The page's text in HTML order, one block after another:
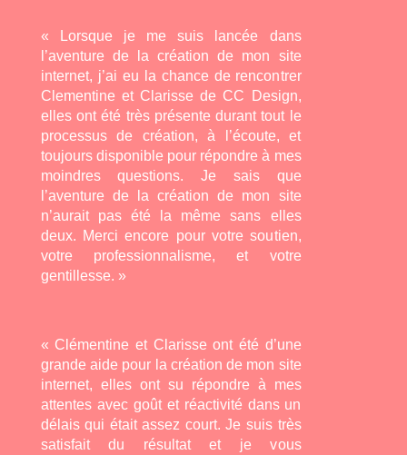
« Lorsque je me suis lancée dans
l’aventure de la création de mon site
internet, j’ai eu la chance de rencontrer
Clementine et Clarisse de CC Design,
elles ont été très présente durant tout le
processus de création, à l’écoute, et
toujours disponible pour répondre à mes
moindres questions. Je sais que
l’aventure de la création de mon site
n’aurait pas été la même sans elles
deux. Merci encore pour votre soutien,
votre professionnalisme, et votre
gentillesse. »
« Clémentine et Clarisse ont été d’une
grande aide pour la création de mon site
internet, elles ont su répondre à mes
attentes avec goût et réactivité dans un
délais qui était assez court. Je suis très
satisfait du résultat et je vous